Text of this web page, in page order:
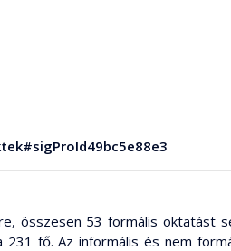
összesen 53 formális oktatást
fő. Az informális és nem